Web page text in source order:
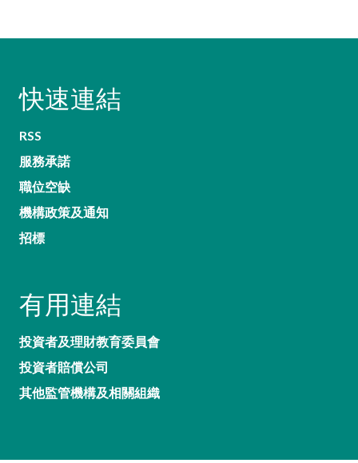
快速連結
RSS
服務承諾
職位空缺
機構政策及通知
招標
有用連結
投資者及理財教育委員會
投資者賠償公司
其他監管機構及相關組織